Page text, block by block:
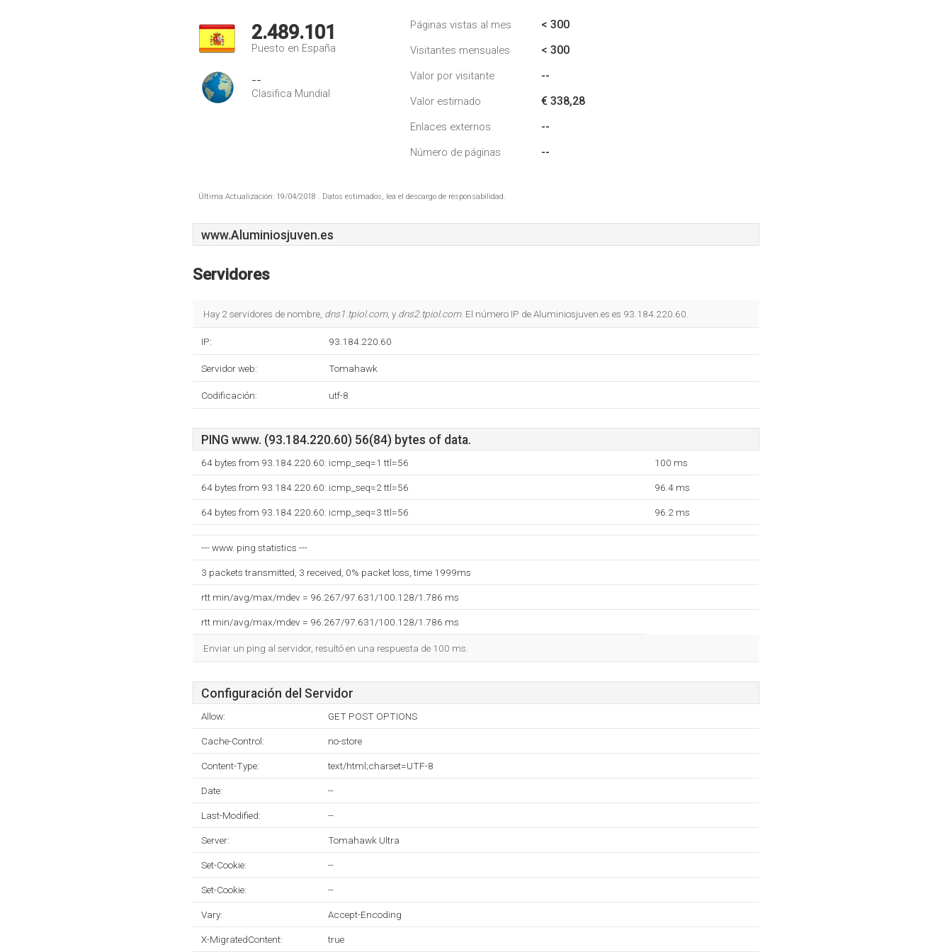
2.489.101
Puesto en España
--
Clasifica Mundial
Páginas vistas al mes < 300
Visitantes mensuales < 300
Valor por visitante --
Valor estimado € 338,28
Enlaces externos --
Número de páginas --
Última Actualización: 19/04/2018 . Datos estimados, lea el descargo de responsabilidad.
www.Aluminiosjuven.es
Servidores
Hay 2 servidores de nombre, dns1.tpiol.com, y dns2.tpiol.com. El número IP de Aluminiosjuven.es es 93.184.220.60.
IP: 93.184.220.60
Servidor web: Tomahawk
Codificación: utf-8
PING www. (93.184.220.60) 56(84) bytes of data.
64 bytes from 93.184.220.60: icmp_seq=1 ttl=56 100 ms
64 bytes from 93.184.220.60: icmp_seq=2 ttl=56 96.4 ms
64 bytes from 93.184.220.60: icmp_seq=3 ttl=56 96.2 ms
--- www. ping statistics ---
3 packets transmitted, 3 received, 0% packet loss, time 1999ms
rtt min/avg/max/mdev = 96.267/97.631/100.128/1.786 ms
rtt min/avg/max/mdev = 96.267/97.631/100.128/1.786 ms
Enviar un ping al servidor, resultó en una respuesta de 100 ms.
Configuración del Servidor
Allow: GET POST OPTIONS
Cache-Control: no-store
Content-Type: text/html;charset=UTF-8
Date: --
Last-Modified: --
Server: Tomahawk Ultra
Set-Cookie: --
Set-Cookie: --
Vary: Accept-Encoding
X-MigratedContent: true